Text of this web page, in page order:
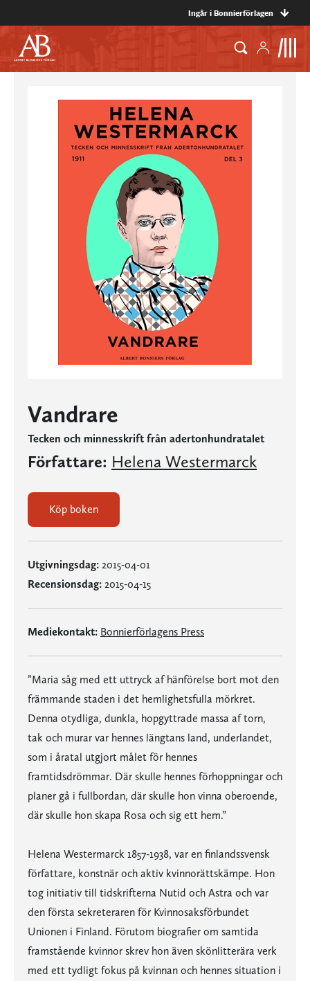
Ingår i Bonnierförlagen
Vandrare
Tecken och minnesskrift från adertonhundratalet
Författare: Helena Westermarck
Köp boken
Utgivningsdag: 2015-04-01
Recensionsdag: 2015-04-15
Mediekontakt: Bonnierförlagens Press
”Maria såg med ett uttryck af hänförelse bort mot den
främmande staden i det hemlighetsfulla mörkret.
Denna otydliga, dunkla, hopgyttrade massa af torn,
tak och murar var hennes längtans land, underlandet,
som i åratal utgjort målet för hennes
framtidsdrömmar. Där skulle hennes förhoppningar och
planer gå i fullbordan, där skulle hon vinna oberoende,
där skulle hon skapa Rosa och sig ett hem.”
Helena Westermarck 1857-1938, var en finlandssvensk
författare, konstnär och aktiv kvinnorättskämpe. Hon
tog initiativ till tidskrifterna Nutid och Astra och var
den första sekreteraren för Kvinnosaksförbundet
Unionen i Finland. Förutom biografier om samtida
framstående kvinnor skrev hon även skönlitterära verk
med ett tydligt fokus på kvinnan och hennes situation i